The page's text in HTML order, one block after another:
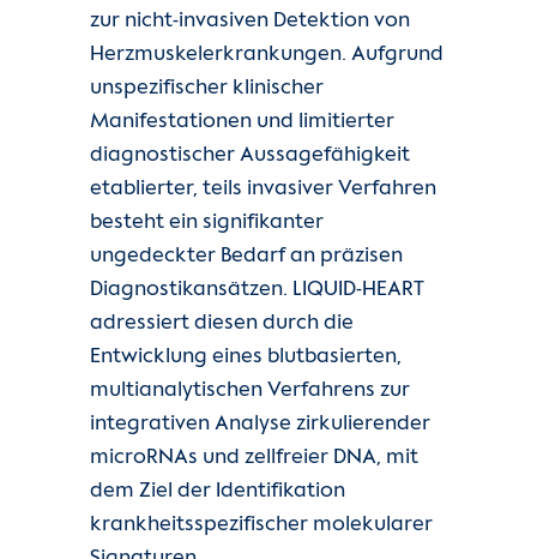
zur nicht-invasiven Detektion von
Herzmuskelerkrankungen. Aufgrund
unspezifischer klinischer
Manifestationen und limitierter
diagnostischer Aussagefähigkeit
etablierter, teils invasiver Verfahren
besteht ein signifikanter
ungedeckter Bedarf an präzisen
Diagnostikansätzen. LIQUID-HEART
adressiert diesen durch die
Entwicklung eines blutbasierten,
multianalytischen Verfahrens zur
integrativen Analyse zirkulierender
microRNAs und zellfreier DNA, mit
dem Ziel der Identifikation
krankheitsspezifischer molekularer